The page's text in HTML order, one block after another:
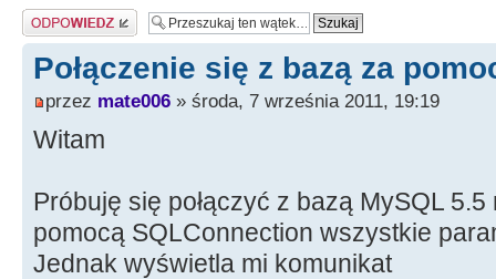
Odpowiedz
Połączenie się z bazą za
przez mate006 » środa, 7 września 2011, 19:19
Witam
Próbuję się połączyć z bazą MySQL
pomocą SQLConnection wszystkie
Jednak wyświetla mi komunikat